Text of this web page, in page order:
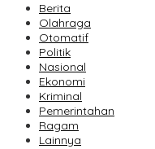
Berita
Olahraga
Otomatif
Politik
Nasional
Ekonomi
Kriminal
Pemerintahan
Ragam
Lainnya